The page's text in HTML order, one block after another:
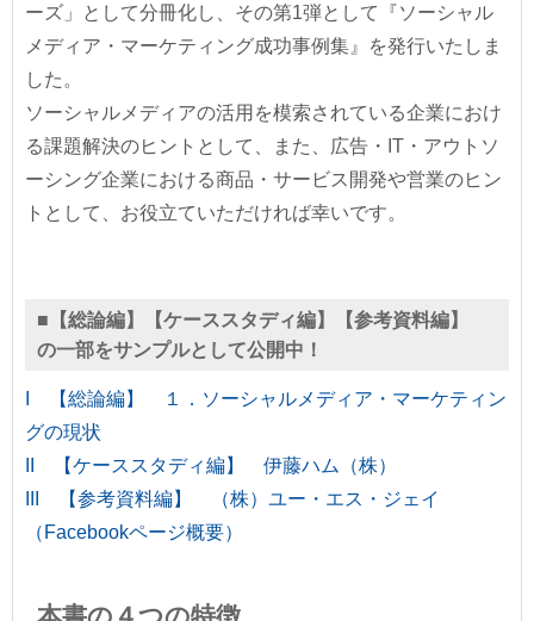
ーズ」として分冊化し、その第1弾として『ソーシャル
メディア・マーケティング成功事例集』を発行いたしま
した。
ソーシャルメディアの活用を模索されている企業におけ
る課題解決のヒントとして、また、広告・IT・アウトソ
ーシング企業における商品・サービス開発や営業のヒン
トとして、お役立ていただければ幸いです。
■【総論編】【ケーススタディ編】【参考資料編】
の一部をサンプルとして公開中！
I 【総論編】 １．ソーシャルメディア・マーケティン
グの現状
II 【ケーススタディ編】 伊藤ハム（株）
III 【参考資料編】 （株）ユー・エス・ジェイ
（Facebookページ概要）
本書の４つの特徴